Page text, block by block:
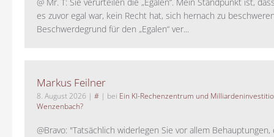
@ Mr. T: Sie verurteilen die „Egalen“. Mein Standpunkt ist,
es zuvor egal war, kein Recht hat, sich hernach zu
Beschwerdegrund für den „Egalen“ ver...
Markus Feilner
8. August 2026 | # | bei Ein KI-Rechenzentrum und
Wenzenbach?
@Bravo: "Tatsächlich widerlegen Sie vor allem